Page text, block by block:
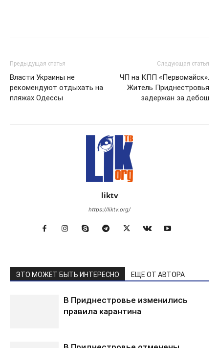
Предыдущая статья
Власти Украины не
рекомендуют отдыхать на
пляжах Одессы
Следующая статья
ЧП на КПП «Первомайск».
Житель Приднестровья
задержан за дебош
liktv
https://liktv.org/
ЭТО МОЖЕТ БЫТЬ ИНТЕРЕСНО ЕЩЕ ОТ АВТОРА
В Приднестровье изменились
правила карантина